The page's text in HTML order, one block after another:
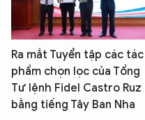
Ra mắt Tuyển tập các tác
phẩm chọn lọc của Tổng
Tư lệnh Fidel Castro Ruz
bằng tiếng Tây Ban Nha